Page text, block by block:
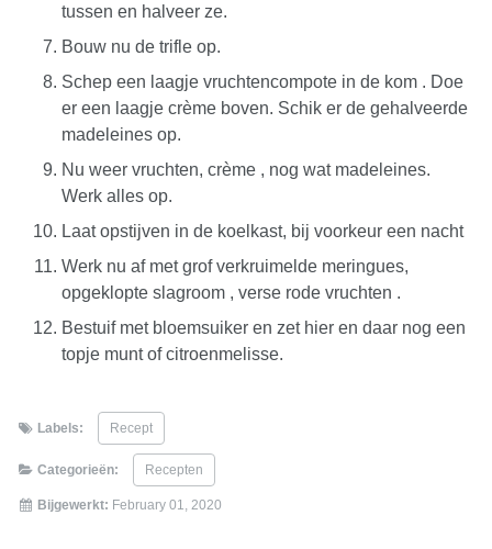
tussen en halveer ze.
Bouw nu de trifle op.
Schep een laagje vruchtencompote in de kom . Doe
er een laagje crème boven. Schik er de gehalveerde
madeleines op.
Nu weer vruchten, crème , nog wat madeleines.
Werk alles op.
Laat opstijven in de koelkast, bij voorkeur een nacht
Werk nu af met grof verkruimelde meringues,
opgeklopte slagroom , verse rode vruchten .
Bestuif met bloemsuiker en zet hier en daar nog een
topje munt of citroenmelisse.
Labels: Recept
Categorieën: Recepten
Bijgewerkt: February 01, 2020